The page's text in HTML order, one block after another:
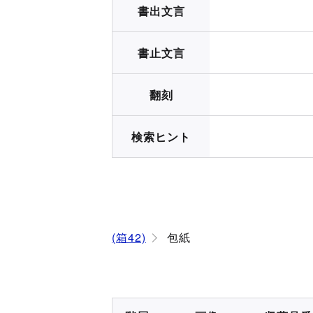
書出文言
書止文言
翻刻
検索ヒント
(箱42) 包紙